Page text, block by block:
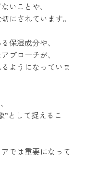
いことや、
にされています。
保湿成分や、
プローチが、
ようになっていま
”として捉えるこ
では重要になって